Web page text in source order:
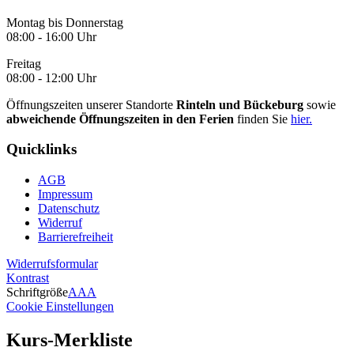
Montag bis Donnerstag
08:00 - 16:00 Uhr
Freitag
08:00 - 12:00 Uhr
Öffnungszeiten unserer Standorte Rinteln und Bückeburg sowie
abweichende Öffnungszeiten in den Ferien finden Sie hier.
Quicklinks
AGB
Impressum
Datenschutz
Widerruf
Barrierefreiheit
Widerrufsformular
Kontrast
SchriftgrößeAAA
Cookie Einstellungen
Kurs-Merkliste